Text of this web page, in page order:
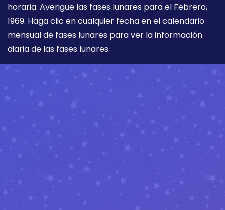
horaria. Averigüe las fases lunares para el Febrero,
1969. Haga clic en cualquier fecha en el calendario
mensual de fases lunares para ver la información
diaria de las fases lunares.